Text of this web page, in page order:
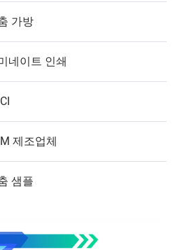
가방
네이트 인쇄
제조업체
샘플